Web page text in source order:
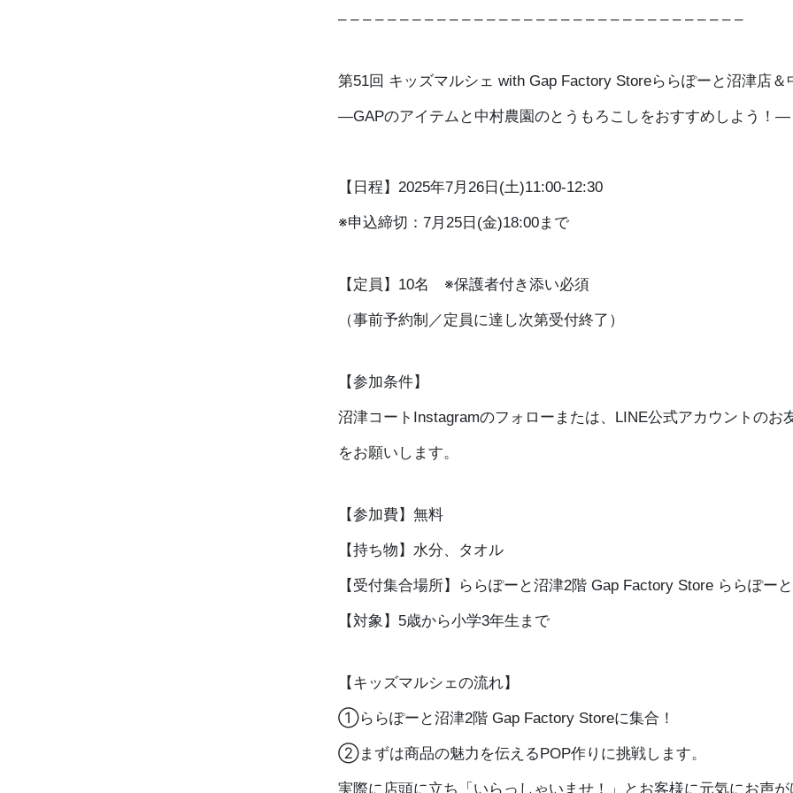
– – – – – – – – – – – – – – – – – – – – – – – – – – – – – – – – –
第51回 キッズマルシェ with Gap Factory Storeららぽーと沼津店＆
—GAPのアイテムと中村農園のとうもろこしをおすすめしよう！—
【日程】2025年7月26日(土)11:00-12:30
※申込締切：7月25日(金)18:00まで
【定員】10名 ※保護者付き添い必須
（事前予約制／定員に達し次第受付終了）
【参加条件】
沼津コートInstagramのフォローまたは、LINE公式アカウントのお
をお願いします。
【参加費】無料
【持ち物】水分、タオル
【受付集合場所】ららぽーと沼津2階 Gap Factory Store ららぽー
【対象】5歳から小学3年生まで
【キッズマルシェの流れ】
①ららぽーと沼津2階 Gap Factory Storeに集合！
②まずは商品の魅力を伝えるPOP作りに挑戦します。
実際に店頭に立ち「いらっしゃいませ！」とお客様に元気にお声が